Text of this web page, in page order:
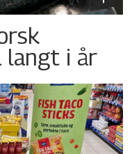
langt i år